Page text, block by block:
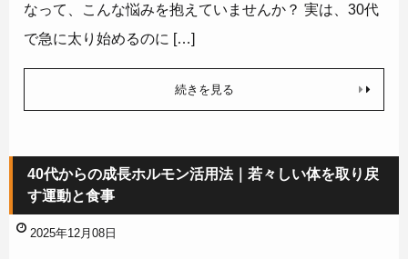
なって、こんな悩みを抱えていませんか？ 実は、30代
で急に太り始めるのに […]
続きを見る
40代からの成長ホルモン活用法｜若々しい体を取り戻
す運動と食事
2025年12月08日